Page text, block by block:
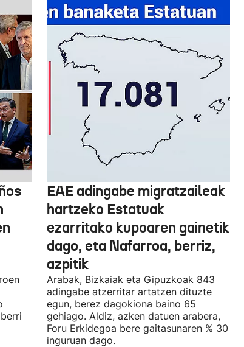
EAE adingabe migratzaileak
hartzeko Estatuak
ezarritako kupoaren gainetik
dago, eta Nafarroa, berriz,
azpitik
Arabak, Bizkaiak eta Gipuzkoak 843
adingabe atzerritar artatzen dituzte
egun, berez dagokiona baino 65
gehiago. Aldiz, azken datuen arabera,
Foru Erkidegoa bere gaitasunaren % 30
inguruan dago.